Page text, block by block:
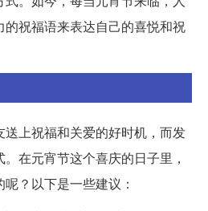
祝福语来表达自己的喜悦和祝
上祝福和关爱的好时机，而发
在元宵节这个喜庆的日子里，
？以下是一些建议：